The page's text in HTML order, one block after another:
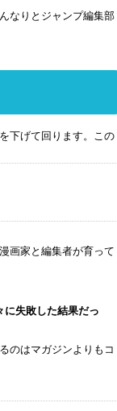
なりとジャンプ編集部
下げて回ります。この
画家と編集者が育って
に失敗した結果だっ
のはマガジンよりもコ